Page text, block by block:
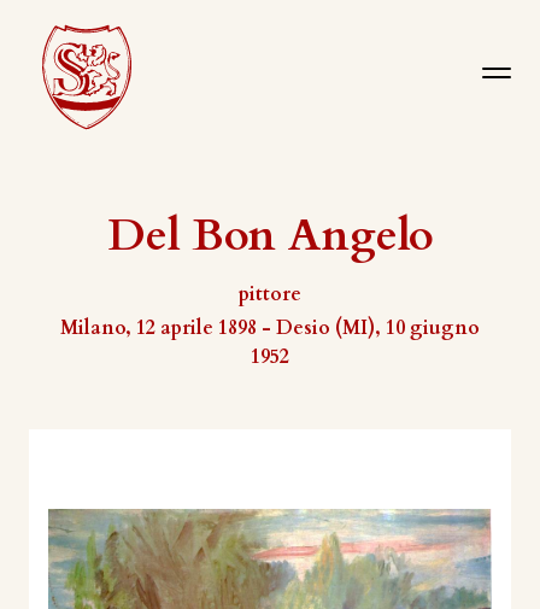
Del Bon Angelo
pittore
Milano, 12 aprile 1898 - Desio (MI), 10 giugno
1952